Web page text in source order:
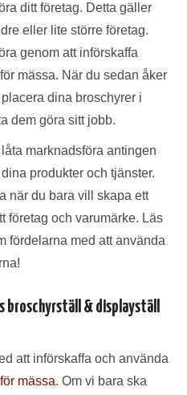
ditt företag. Detta gäller
eller lite större företag.
genom att införskaffa
mässa. När du sedan åker
dina broschyrer i
dem göra sitt jobb.
marknadsföra antingen
produkter och tjänster.
när du bara vill skapa ett
företag och varumärke. Läs
fördelarna med att använda
& displayställ
att införskaffa och använda
mässa. Om vi bara ska